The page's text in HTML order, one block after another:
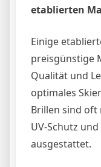
etablierten
Einige
preisgünstige
Qualität und
optimales
Brillen sind oft
UV-Schutz
ausgestattet.